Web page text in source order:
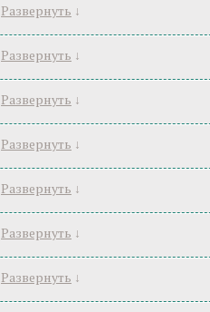
Развернуть ↓
Развернуть ↓
Развернуть ↓
Развернуть ↓
Развернуть ↓
Развернуть ↓
Развернуть ↓